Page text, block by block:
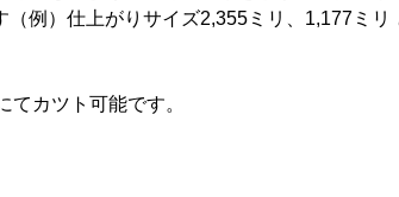
例）仕上がりサイズ2,355ミリ、1,177ミリ
カツト可能です。